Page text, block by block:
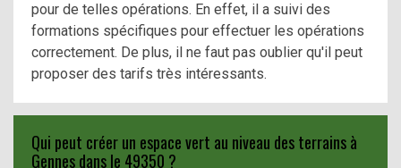
pour de telles opérations. En effet, il a suivi des
formations spécifiques pour effectuer les opérations
correctement. De plus, il ne faut pas oublier qu'il peut
proposer des tarifs très intéressants.
Qui peut créer un espace vert au niveau des terrains à
Gennes dans le 49350 ?